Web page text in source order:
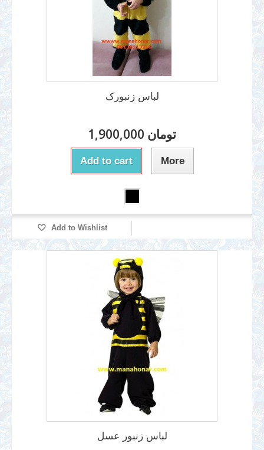
لباس زنبورک
1,900,000 تومان
Add to cart More
Add to Wishlist
لباس زنبور عسل